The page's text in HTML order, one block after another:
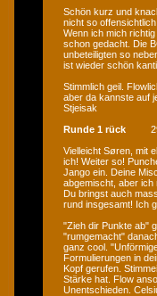
Schön kurz und
nicht so
Wenn ich mich
schon gedacht. Die
unbeteiligten so
ist wieder schön
Stimmlich geil.
aber da kannste auf
Stjeisak
Runde 1 rück
Vielleicht Søren, mit
ich! Weiter so!
Jango ein. Deine
abgemischt, aber
Du bringst auch
rund insgesamt! Ich
"Zieh dir Punkte ab"
"rumgemacht"
ganz cool.
Formulierungen in
Kopf gerufen.
Stärke hat. Flow
Unentschieden.